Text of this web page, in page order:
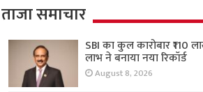
ताजा समाचार
SBI का कुल कारोबार ₹110
लाभ ने बनाया नया रिकॉर्ड
August 8, 2026